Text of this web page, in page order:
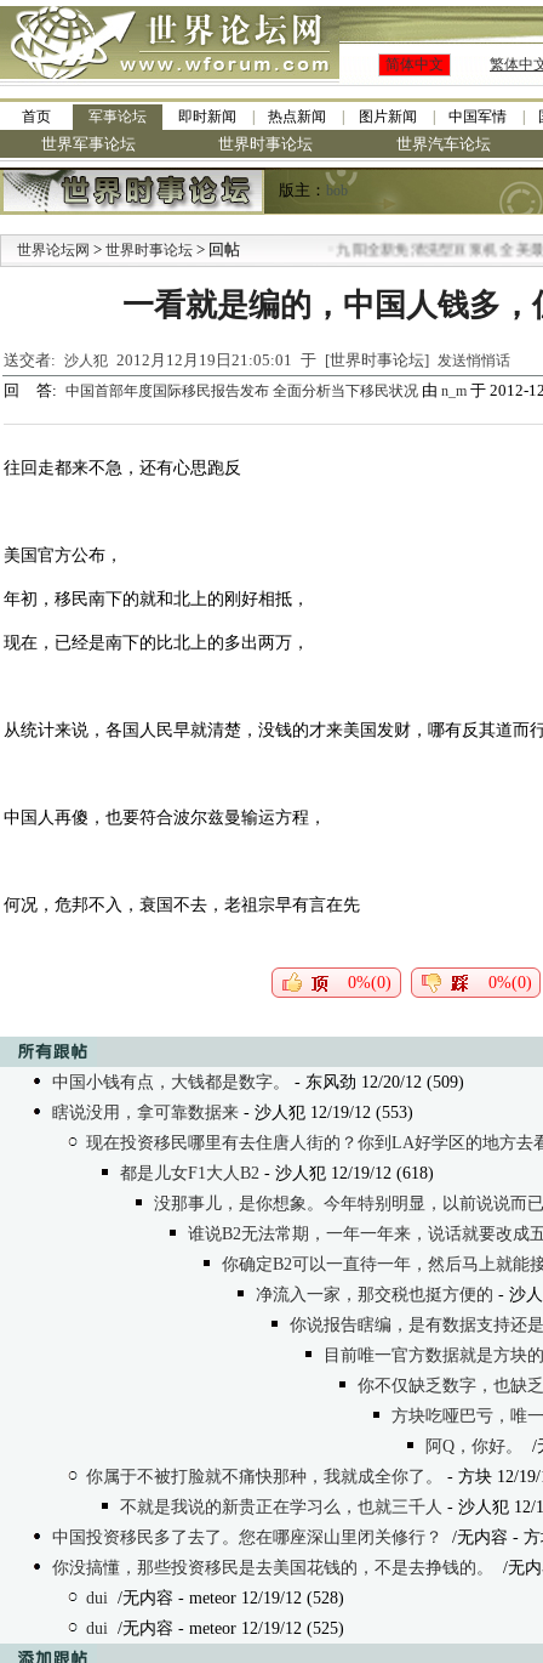
简体中文 繁体中
首页 军事论坛 即时新闻 热点新闻 图片新闻 中国军情
世界军事论坛 世界时事论坛 世界汽车论坛
版主： bob
世界论坛网 > 世界时事论坛 > 回帖 九阳全新免清洗型豆浆机 全美最低
一看就是编的，中国人钱多，
送交者: 沙人犯 2012月12月19日21:05:01 于 [世界时事论坛] 发送悄悄话
回 答: 中国首部年度国际移民报告发布 全面分析当下移民状况 由 n_m 于 2012-
往回走都来不急，还有心思跑反
美国官方公布，
年初，移民南下的就和北上的刚好相抵，
现在，已经是南下的比北上的多出两万，
从统计来说，各国人民早就清楚，没钱的才来美国发财，哪有反其道而
中国人再傻，也要符合波尔兹曼输运方程，
何况，危邦不入，衰国不去，老祖宗早有言在先
0%(0) 0%(0)
中国小钱有点，大钱都是数字。
- 东风劲 12/20/12 (509)
瞎说没用，拿可靠数据来 - 沙人犯 12/19/12 (553)
现在投资移民哪里有去住唐人街的？你到LA好学区的地方去
都是儿女F1大人B2 - 沙人犯 12/19/12 (618)
没那事儿，是你想象。今年特别明显，以前说说而
谁说B2无法常期，一年一年来，说话就要改成
你确定B2可以一直待一年，然后马上就能
净流入一家，那交税也挺方便的 - 沙
你说报告瞎编，是有数据支持还
目前唯一官方数据就是方块
你不仅缺乏数字，也缺乏
方块吃哑巴亏，唯
阿Q，你好。
/
你属于不被打脸就不痛快那种，我就成全你了。
- 方块 12/
不就是我说的新贵正在学习么，也就三千人 - 沙人犯 12/
中国投资移民多了去了。您在哪座深山里闭关修行？
/无内容 - 方
你没搞懂，那些投资移民是去美国花钱的，不是去挣钱的。
/无
dui /无内容 - meteor 12/19/12 (528)
dui /无内容 - meteor 12/19/12 (525)